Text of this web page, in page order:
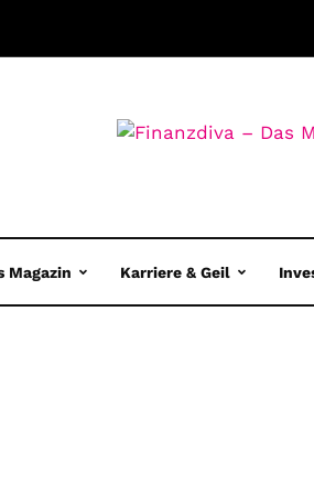
Magazin Karriere & Geil